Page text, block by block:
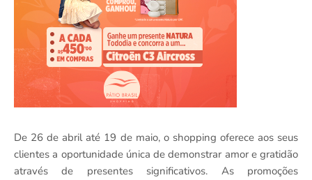
De 26 de abril até 19 de maio, o shopping oferece aos seus
clientes a oportunidade única de demonstrar amor e gratidão
através de presentes significativos. As promoções